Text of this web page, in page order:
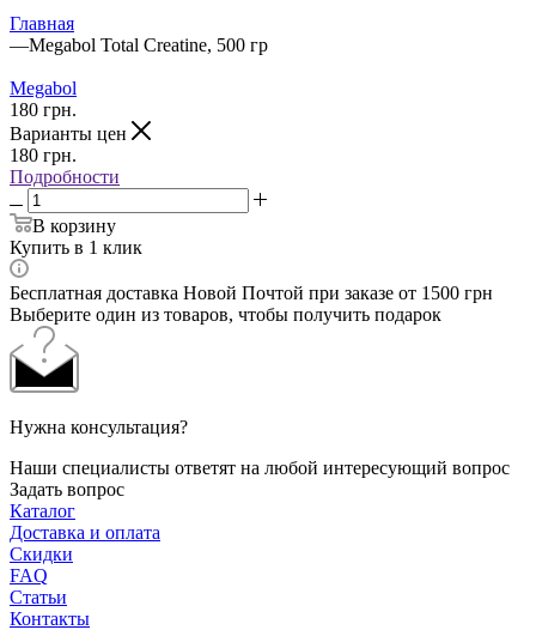
Главная
—Megabol Total Creatine, 500 гр
Megabol
180 грн.
Варианты цен
180 грн.
Подробности
В корзину
Купить в 1 клик
Бесплатная доставка Новой Почтой при заказе от 1500 грн
Выберите один из товаров, чтобы получить подарок
Нужна консультация?
Наши специалисты ответят на любой интересующий вопрос
Задать вопрос
Каталог
Доставка и оплата
Скидки
FAQ
Статьи
Контакты